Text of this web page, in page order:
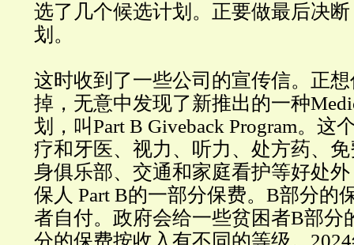
选了几个候选计划。正要做最后决
划。
这时收到了一些公司的宣传信。正
掉，无意中发现了新推出的一种
划，叫Part B Giveback Program。这
疗和牙医、视力、听力、处方药、
身俱乐部、交通和家庭看护等好处
保人 Part B的一部分保费。B部分的
者自付。政府会给一些贫困者B部分
分的保费按收入有不同的等级。